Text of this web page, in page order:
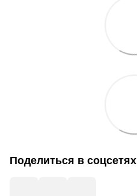
Поделиться в соцсетях